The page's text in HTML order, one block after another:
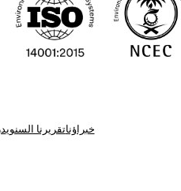
خبراؤناتقريرنا السنوي